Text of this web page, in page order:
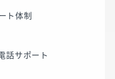
ト体制
話サポート